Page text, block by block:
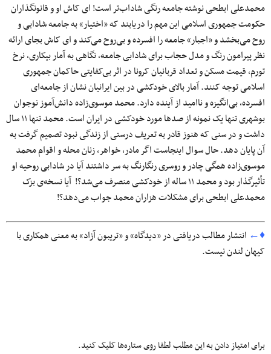
محمدعلی ابطحی نوشته جامعه رنگی شاداب‌تر است! ای کاش او و قانونگذاران
حکومت جمهوری اسلامی این مهم را دریابند که «اختیار» به جامعه شادابی و
روح می‌بخشد و «اجبار» جامعه را افسرده و بی‌روح می‌کند و ای کاش بجای ارائه
نظر پیرامون رنگ و مدل حجاب برای شادابی جامعه، نگاهی به آمار بیکاری، نرخ
تورم، قیمت مسکن و تعداد قربانیان کرونا در اثر بی‌کفایتی حاکمان جمهوری
اسلامی توجه کنند. آمار بالای خودکشی در بین ایرانیان نشان از جامعه‌ای
افسرده، بی‌انگیزه و ناامید از آینده دارد. محمد موسوی‌زاده دانش‌آموز نوجوان
بوشهری تنها یک نمونه از صدها مورد خودکشی در ایران است. محمد تنها ۱۱ سال
داشت و در سنی که هنوز قادر به تعریف درستی از زندگی نبود تصمیم گرفت به
آن پایان دهد. حال سوال اینجاست اگر مادر، خواهر، زنان محله و اقوام محمد
موسوی‌زاده همگی چادر و روسری رنگارنگ به سر داشتند آیا در شادابی روحیه او
تأثیرگذار بود و محمد ۱۱ ساله از خودکشی منصرف می‌شد؟! آیا نسخه‌ی بزک
محمدعلی ابطحی برای مشکلات هزاران محمد جواب می‌دهد؟!
♦← انتشار مطالب دریافتی در «دیدگاه» و «تریبون آزاد» به معنی همکاری با
کیهان لندن نیست.
برای امتیاز دادن به این مطلب لطفا روی ستاره‌ها کلیک کنید.